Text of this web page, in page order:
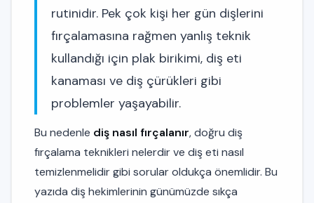
rutinidir. Pek çok kişi her gün dişlerini
fırçalamasına rağmen yanlış teknik
kullandığı için plak birikimi, diş eti
kanaması ve diş çürükleri gibi
problemler yaşayabilir.
Bu nedenle diş nasıl fırçalanır, doğru diş
fırçalama teknikleri nelerdir ve diş eti nasıl
temizlenmelidir gibi sorular oldukça önemlidir. Bu
yazıda diş hekimlerinin günümüzde sıkça